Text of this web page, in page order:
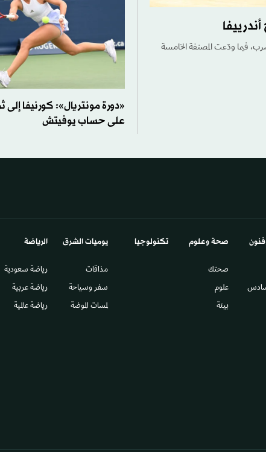
فيما ودّعت المصنفة الخامسة
«دورة مونتريال»: كورنيفا إلى
على حساب يوفيتش
صحة وعلوم
صحتك
علوم
بيئة
تكنولوجيا يوميات الشرق​
مذاقات
سفر وسياحة
لمسات الموضة
الرياضة
رياضة سعودية
رياضة عربية
رياضة عالمية